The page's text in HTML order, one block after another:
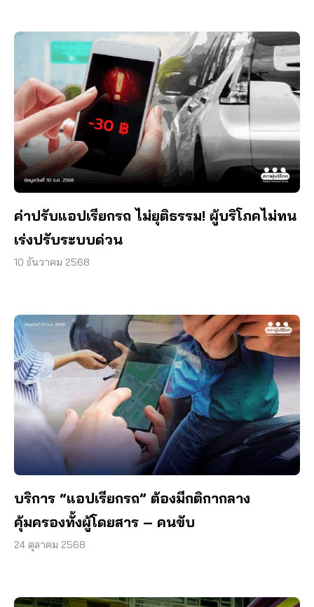
ค่าปรับแอปเรียกรถ ไม่ยุติธรรม! ผู้บริโภคไม่ทน
เร่งปรับระบบด่วน
10 ธันวาคม 2568
บริการ “แอปเรียกรถ” ต้องมีกติกากลาง
คุ้มครองทั้งผู้โดยสาร – คนขับ
24 ตุลาคม 2568